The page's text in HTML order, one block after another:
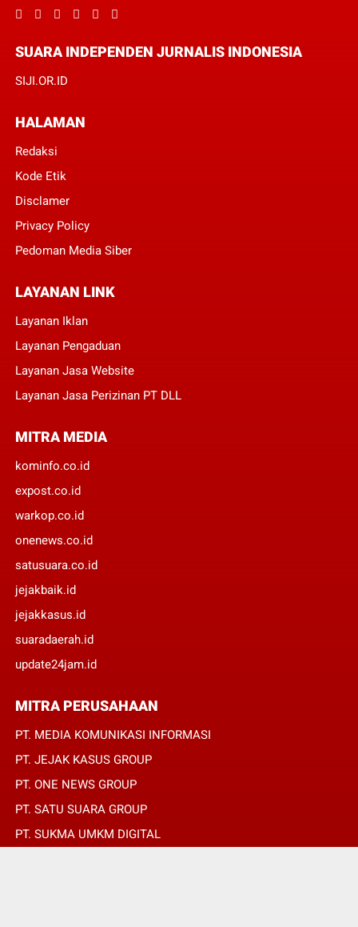
SUARA INDEPENDEN JURNALIS INDONESIA
SIJI.OR.ID
HALAMAN
Redaksi
Kode Etik
Disclamer
Privacy Policy
Pedoman Media Siber
LAYANAN LINK
Layanan Iklan
Layanan Pengaduan
Layanan Jasa Website
Layanan Jasa Perizinan PT DLL
MITRA MEDIA
kominfo.co.id
expost.co.id
warkop.co.id
onenews.co.id
satusuara.co.id
jejakbaik.id
jejakkasus.id
suaradaerah.id
update24jam.id
MITRA PERUSAHAAN
PT. MEDIA KOMUNIKASI INFORMASI
PT. JEJAK KASUS GROUP
PT. ONE NEWS GROUP
PT. SATU SUARA GROUP
PT. SUKMA UMKM DIGITAL